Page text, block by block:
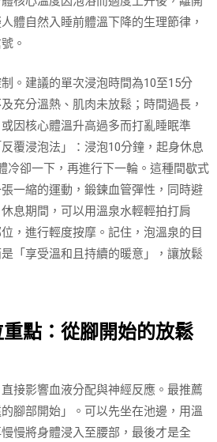
體自然入睡前體溫下降的生理節律，
。
。建議的單次浸泡時間為10至15分
充分溫熱、肌肉未放鬆；時間過長，
因核心體溫升高過多而打亂睡眠準
覆浸泡法」：浸泡10分鐘，起身休息
冷卻一下，再進行下一輪。這種間歇式
一縮的運動，鍛鍊血管彈性，同時避
息期間，可以用溫泉水輕輕拍打肩
，進行輕度按摩。記住，泡溫泉的目
「享受溫和且持續的暖意」，讓放鬆
點：從腳開始的放鬆
接影響血液分配與神經反應。最推薦
腳部開始」。可以先坐在池邊，用溫
慢將身體浸入至腰部，最後才是全